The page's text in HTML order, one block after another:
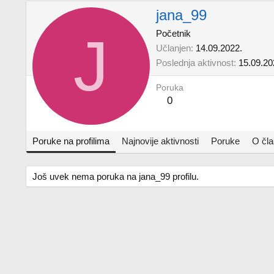
J
jana_99
Početnik
Učlanjen 14.09.2022.
Poslednja aktivnost
Poruka
0
Poruke na profilima Najnovije aktivnosti Poruke O
Još uvek nema poruka na jana_99 profilu.